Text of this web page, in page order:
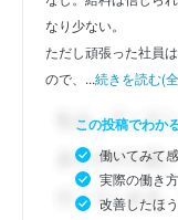
なり少ない。
ただし頑張った社員
ので、...続きを読む(
この投稿でわか
働いてみて
実際の働き方
改善したほ